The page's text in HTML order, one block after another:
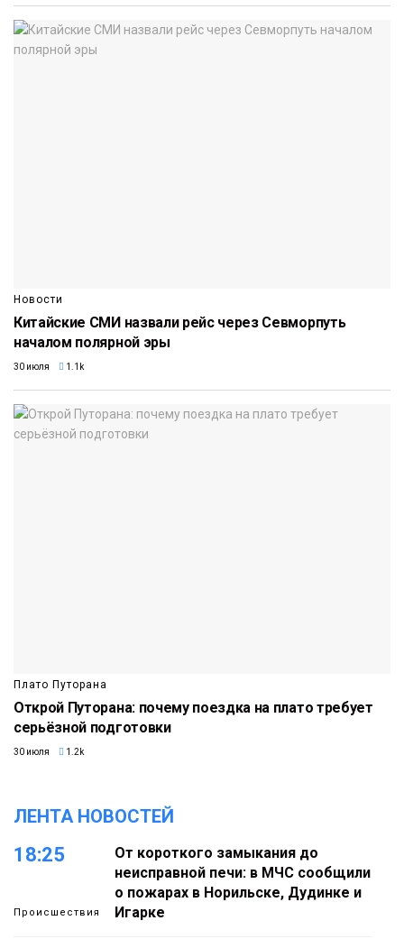
Новости
Китайские СМИ назвали рейс через Севморпуть
началом полярной эры
30 июля 1.1k
Плато Путорана
Открой Путорана: почему поездка на плато требует
серьёзной подготовки
30 июля 1.2k
ЛЕНТА НОВОСТЕЙ
18:25
Происшествия
От короткого замыкания до
неисправной печи: в МЧС сообщили
о пожарах в Норильске, Дудинке и
Игарке